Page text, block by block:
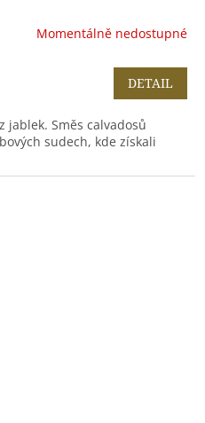
Momentálně nedostupné
DETAIL
jablek. Směs calvadosů
sudech, kde získali